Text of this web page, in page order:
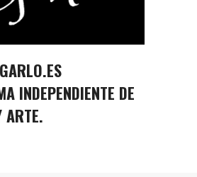
INDEPENDIENTE DE
ARTE.